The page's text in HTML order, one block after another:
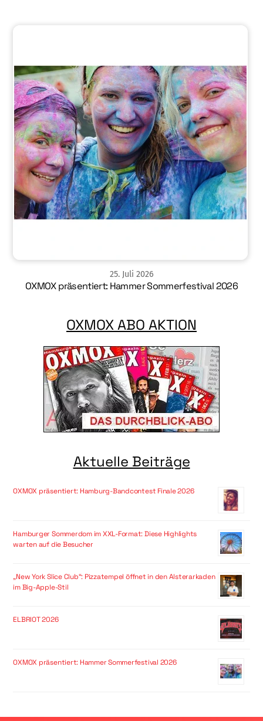
25. Juli 2026
OXMOX präsentiert: Hammer Sommerfestival 2026
OXMOX ABO AKTION
Aktuelle Beiträge
OXMOX präsentiert: Hamburg-Bandcontest Finale 2026
Hamburger Sommerdom im XXL-Format: Diese Highlights
warten auf die Besucher
„New York Slice Club“: Pizzatempel öffnet in den Alsterarkaden
im Big-Apple-Stil
ELBRIOT 2026
OXMOX präsentiert: Hammer Sommerfestival 2026